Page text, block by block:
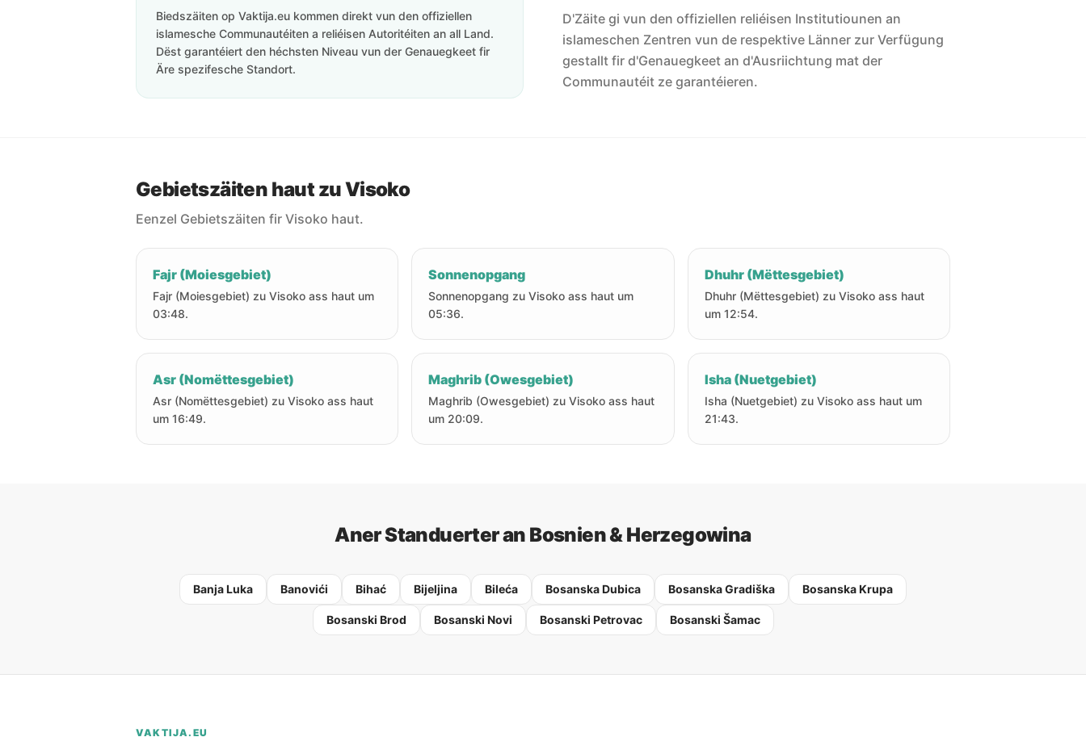
Biedszäiten op Vaktija.eu kommen direkt vun den offiziellen
islamesche Communautéiten a reliéisen Autoritéiten an all Land.
Dëst garantéiert den héchsten Niveau vun der Genauegkeet fir
Äre spezifesche Standort.
D'Zäite gi vun den offiziellen reliéisen Institutiounen an
islameschen Zentren vun de respektive Länner zur Verfügung
gestallt fir d'Genauegkeet an d'Ausriichtung mat der
Communautéit ze garantéieren.
Gebietszäiten haut zu Visoko
Eenzel Gebietszäiten fir Visoko haut.
Fajr (Moiesgebiet)
Fajr (Moiesgebiet) zu Visoko ass haut um
03:48.
Sonnenopgang
Sonnenopgang zu Visoko ass haut um
05:36.
Dhuhr (Mëttesgebiet)
Dhuhr (Mëttesgebiet) zu Visoko ass haut
um 12:54.
Asr (Nomëttesgebiet)
Asr (Nomëttesgebiet) zu Visoko ass haut
um 16:49.
Maghrib (Owesgebiet)
Maghrib (Owesgebiet) zu Visoko ass haut
um 20:09.
Isha (Nuetgebiet)
Isha (Nuetgebiet) zu Visoko ass haut um
21:43.
Aner Standuerter an Bosnien & Herzegowina
Banja Luka Banovići Bihać Bijeljina Bileća Bosanska Dubica Bosanska Gradiška Bosanska Krupa
Bosanski Brod Bosanski Novi Bosanski Petrovac Bosanski Šamac
VAKTIJA.EU